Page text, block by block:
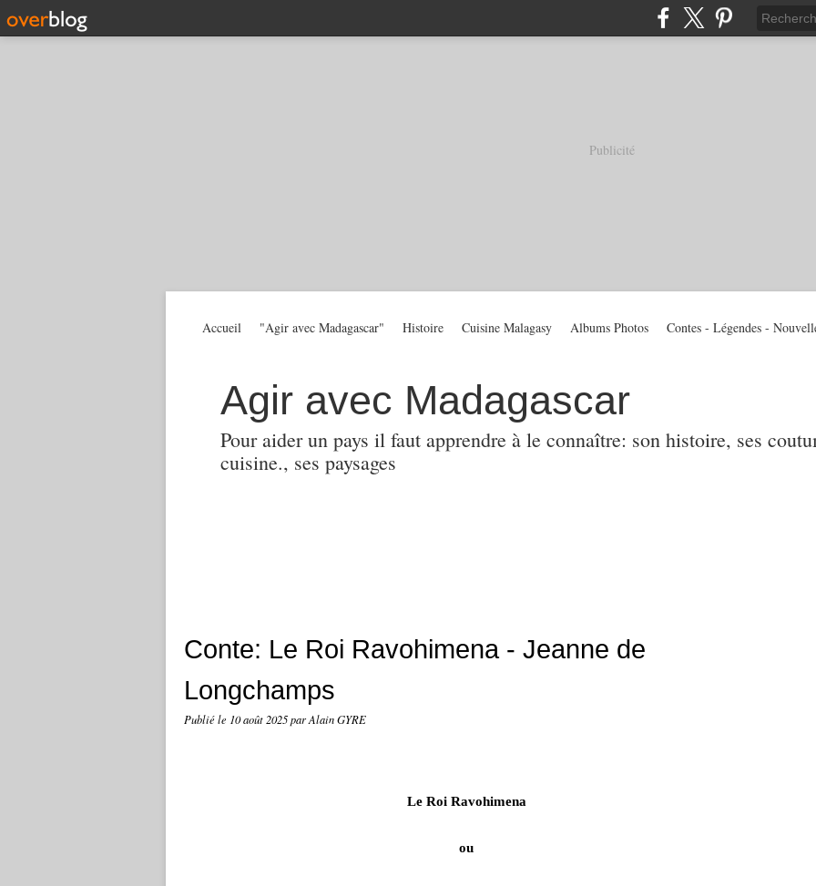
Publicité
Agir avec Madagascar
Pour aider un pays il faut apprendre à le connaître: son histoire, ses
cuisine., ses paysages
Accueil "Agir avec Madagascar" Histoire Cuisine Malagasy Albums Photos Contes - Légendes -
Conte: Le Roi Ravohimena - Jeanne de
Longchamps
Publié le 10 août 2025par Alain GYRE
Le Roi Ravohimena
ou